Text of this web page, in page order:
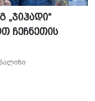
„ჯიჰადი“
ჩეჩნეთის